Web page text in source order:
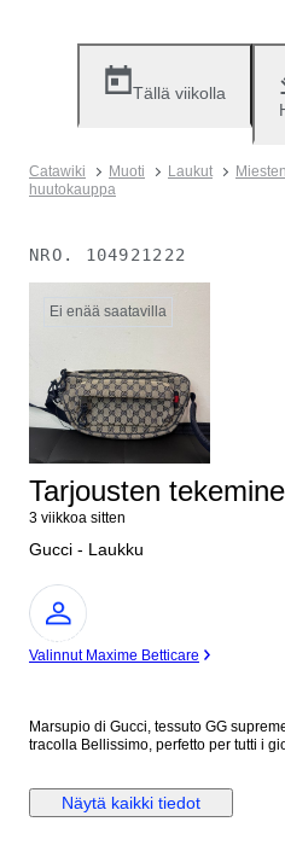
Tällä viikolla
Catawiki Muoti Laukut
huutokauppa
NRO. 104921222
Ei enää saatavilla
Tarjousten
3 viikkoa sitten
Gucci - Laukku
asiantuntija
Valinnut Maxime Betticare
Marsupio di Gucci, tessuto GG
tracolla Bellissimo, perfetto per tutti i
Näytä kaikki tiedot